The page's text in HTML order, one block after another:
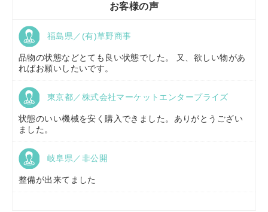
京都府／
福島県／(有)草野商事
山形県／株式会社ノーキステージ
お客様の声
福島県／(有)草野商事
品物の状態などとても良い状態でした。 又、欲しい物があ
ればお願いしたいです。
東京都／株式会社マーケットエンタープライズ
状態のいい機械を安く購入できました。ありがとうござい
ました。
岐阜県／非公開
整備が出来てました